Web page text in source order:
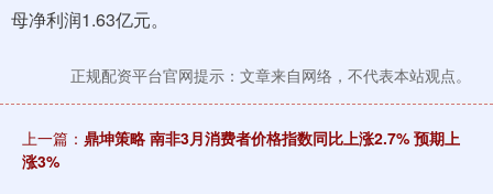
母净利润1.63亿元。
正规配资平台官网提示：文章来自网络，不代表本站观点。
上一篇： 鼎坤策略 南非3月消费者价格指数同比上涨2.7% 预期上
涨3%